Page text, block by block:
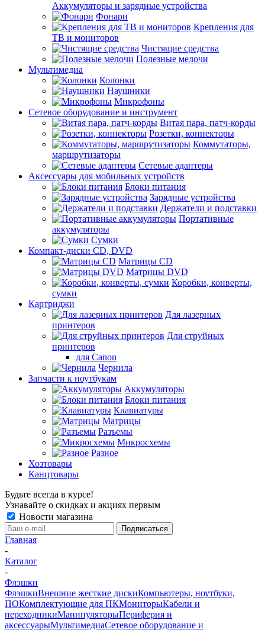
Аккумуляторы и зарядные устройства
Фонари
Крепления для
ТВ и мониторов
Чистящие средства
Полезные мелочи
Мультимедиа
Колонки
Наушники
Микрофоны
Сетевое оборудование и инструмент
Витая пара, патч-корды
Розетки, коннекторы
Коммутаторы,
маршрутизаторы
Сетевые адаптеры
Аксессуары для мобильных устройств
Блоки питания
Зарядные устройства
Держатели и подставки
Портативные
аккумуляторы
Сумки
Компакт-диски CD, DVD
Матрицы CD
Матрицы DVD
Коробки, конверты,
сумки
Картриджи
Для лазерных
принтеров
Для струйных
принтеров
для Canon
Чернила
Запчасти к ноутбукам
Аккумуляторы
Блоки питания
Клавиатуры
Матрицы
Разъемы
Микросхемы
Разное
Хозтовары
Канцтовары
Будьте всегда в курсе!
Узнавайте о скидках и акциях первым
Новости магазина
Главная
-
Каталог
-
Флэшки
ФлэшкиВнешние жесткие дискиКомпьютеры, ноутбуки,
ПОКомплектующие для ПКМониторыКабели и
переходникиМанипуляторыПериферия и
аксессуарыМультимедиаСетевое оборудование и